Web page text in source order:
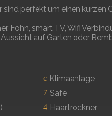
perfekt um einen kurzen
Föhn, smart TV, Wifi
auf Garten oder
Klimaanlage
Safe
Haartrockner